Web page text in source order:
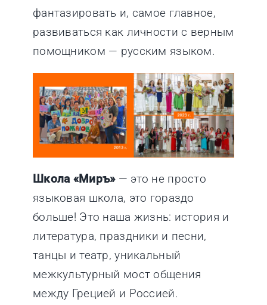
фантазировать и, самое главное,
развиваться как личности с верным
помощником — русским языком.
Школа «Миръ»— это не просто
языковая школа, это гораздо
больше! Это наша жизнь: история и
литература, праздники и песни,
танцы и театр, уникальный
межкультурный мост общения
между Грецией и Россией.